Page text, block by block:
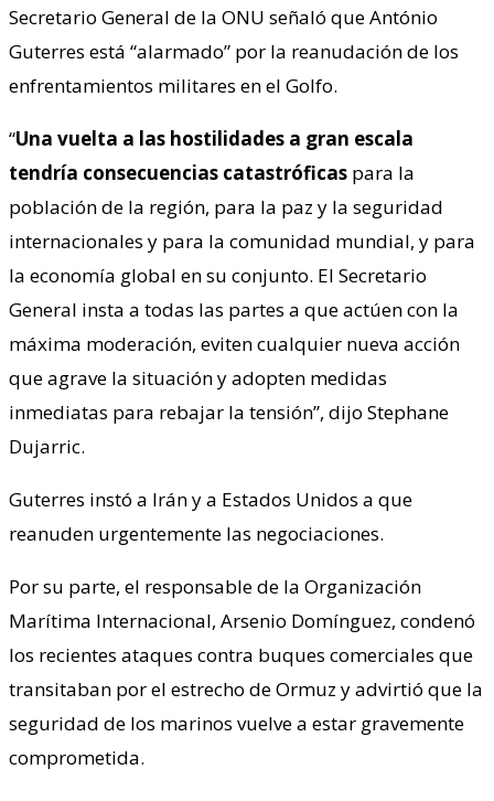
Secretario General de la ONU señaló que António
Guterres está “alarmado” por la reanudación de los
enfrentamientos militares en el Golfo.
“Una vuelta a las hostilidades a gran escala
tendría consecuencias catastróficas para la
población de la región, para la paz y la seguridad
internacionales y para la comunidad mundial, y para
la economía global en su conjunto. El Secretario
General insta a todas las partes a que actúen con la
máxima moderación, eviten cualquier nueva acción
que agrave la situación y adopten medidas
inmediatas para rebajar la tensión”, dijo Stephane
Dujarric.
Guterres instó a Irán y a Estados Unidos a que
reanuden urgentemente las negociaciones.
Por su parte, el responsable de la Organización
Marítima Internacional, Arsenio Domínguez, condenó
los recientes ataques contra buques comerciales que
transitaban por el estrecho de Ormuz y advirtió que la
seguridad de los marinos vuelve a estar gravemente
comprometida.